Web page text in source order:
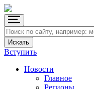
Вступить
Новости
Главное
Регионы